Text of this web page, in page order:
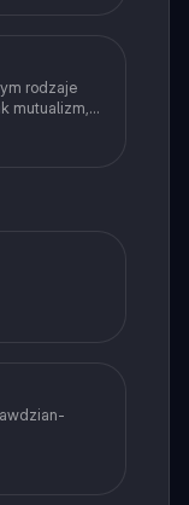
rodzaje
mutualizm,
dla